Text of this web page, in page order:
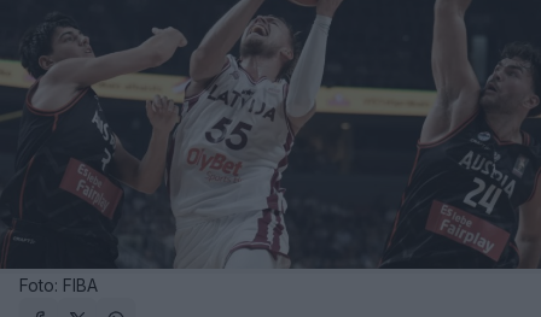
Foto: FIBA